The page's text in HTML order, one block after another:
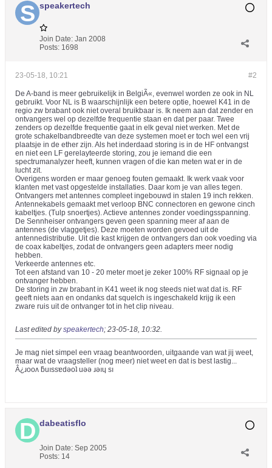
speakertech
Join Date: Jan 2008
Posts: 1698
#2
23-05-18, 10:21
De A-band is meer gebruikelijk in BelgiÃ«, evenwel worden ze ook in NL
gebruikt. Voor NL is B waarschijnlijk een betere optie, hoewel K41 in de
regio zw brabant ook niet overal bruikbaar is. Ik neem aan dat zender en
ontvangers wel op dezelfde frequentie staan en dat per paar. Twee
zenders op dezelfde frequentie gaat in elk geval niet werken. Met de
grote schakelbandbreedte van deze systemen moet er toch wel een vrij
plaatsje in de ether zijn. Als het inderdaad storing is in de HF ontvangst
en niet een LF gerelayteerde storing, zou je iemand die een
spectrumanalyzer heeft, kunnen vragen of die kan meten wat er in de
lucht zit.
Overigens worden er maar genoeg fouten gemaakt. Ik werk vaak voor
klanten met vast opgestelde installaties. Daar kom je van alles tegen.
Ontvangers met antennes compleet ingebouwd in stalen 19 inch rekken.
Antennekabels gemaakt met verloop BNC connectoren en gewone cinch
kabeltjes. (Tulp snoertjes). Actieve antennes zonder voedingsspanning.
De Sennheiser ontvangers geven geen spanning meer af aan de
antennes (de vlaggetjes). Deze moeten worden gevoed uit de
antennedistributie. Uit die kast krijgen de ontvangers dan ook voeding via
de coax kabeltjes, zodat de ontvangers geen adapters meer nodig
hebben.
Verkeerde antennes etc.
Tot een afstand van 10 - 20 meter moet je zeker 100% RF signaal op je
ontvanger hebben.
De storing in zw brabant in K41 weet ik nog steeds niet wat dat is. RF
geeft niets aan en ondanks dat squelch is ingeschakeld krijg ik een
zware ruis uit de ontvanger tot in het clip niveau.
Last edited byspeakertech; 23-05-18, 10:32.
Je mag niet simpel een vraag beantwoorden, uitgaande van wat jij weet,
maar wat de vraagsteller (nog meer) niet weet en dat is best lastig...
Â¿ɹooʌ ƃuıssɐdǝoʇ uǝǝ ɹǝıɥ sı
dabeatisflo
Join Date: Sep 2005
Posts: 14